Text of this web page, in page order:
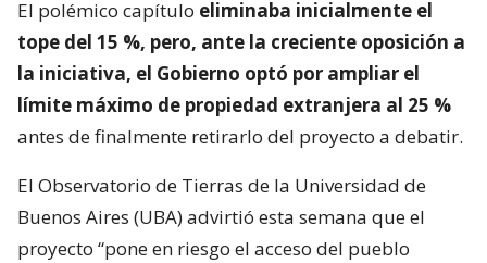
El polémico capítulo eliminaba inicialmente el
tope del 15 %, pero, ante la creciente oposición a
la iniciativa, el Gobierno optó por ampliar el
límite máximo de propiedad extranjera al 25 %
antes de finalmente retirarlo del proyecto a debatir.
El Observatorio de Tierras de la Universidad de
Buenos Aires (UBA) advirtió esta semana que el
proyecto “pone en riesgo el acceso del pueblo